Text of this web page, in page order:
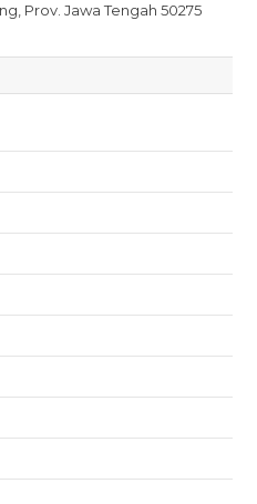
Prov. Jawa Tengah 50275